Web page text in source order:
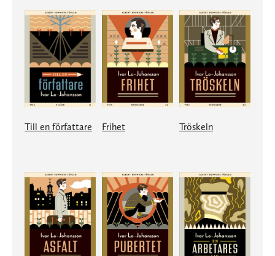
Till en författare Frihet Tröskeln